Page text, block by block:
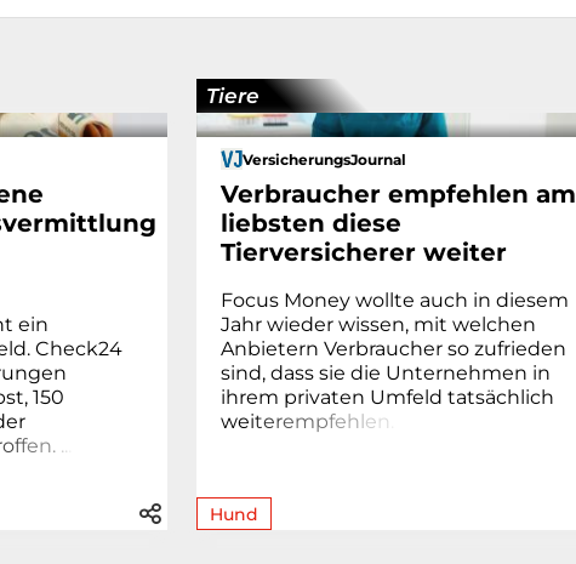
ein
Check24
150
offen. ..
Tiere
VersicherungsJournal
Verbraucher empfehlen am
liebsten diese
Tierversicherer weiter
Focus Money wollte auch in diesem
Jahr wieder wissen, mit welchen
Anbietern Verbraucher so zufrieden
sind, dass sie die Unternehmen in
ihrem privaten Umfeld tatsächlich
weiterempfehlen
Hund